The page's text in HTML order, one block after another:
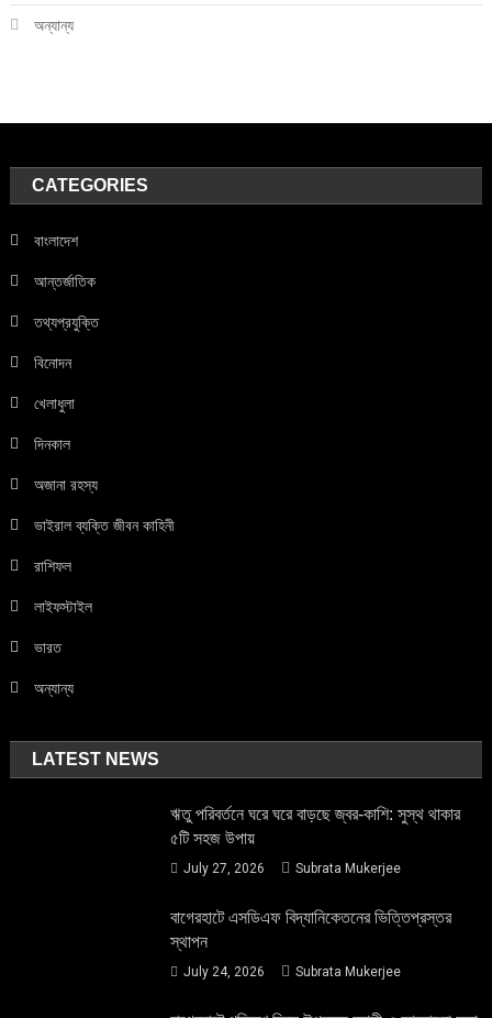
অন্যান্য
CATEGORIES
বাংলাদেশ
আন্তর্জাতিক
তথ্যপ্রযুক্তি
বিনোদন
খেলাধুলা
দিনকাল
অজানা রহস্য
ভাইরাল ব্যক্তি জীবন কাহিনী
রাশিফল
লাইফস্টাইল
ভারত
অন্যান্য
LATEST NEWS
ঋতু পরিবর্তনে ঘরে ঘরে বাড়ছে জ্বর-কাশি: সুস্থ থাকার
৫টি সহজ উপায়
July 27, 2026 Subrata Mukerjee
বাগেরহাটে এসডিএফ বিদ্যানিকেতনের ভিত্তিপ্রস্তর
স্থাপন
July 24, 2026 Subrata Mukerjee